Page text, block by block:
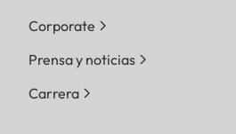
Corporate
Prensa y noticias
Carrera